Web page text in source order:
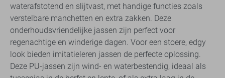
waterafstotend en slijtvast, met handige functies zoals
verstelbare manchetten en extra zakken. Deze
onderhoudsvriendelijke jassen zijn perfect voor
regenachtige en winderige dagen. Voor een stoere, edgy
look bieden imitatieleren jassen de perfecte oplossing.
Deze PU-jassen zijn wind- en waterbestendig, ideaal als